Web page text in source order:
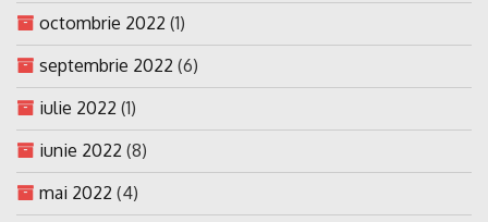
octombrie 2022 (1)
septembrie 2022 (6)
iulie 2022 (1)
iunie 2022 (8)
mai 2022 (4)